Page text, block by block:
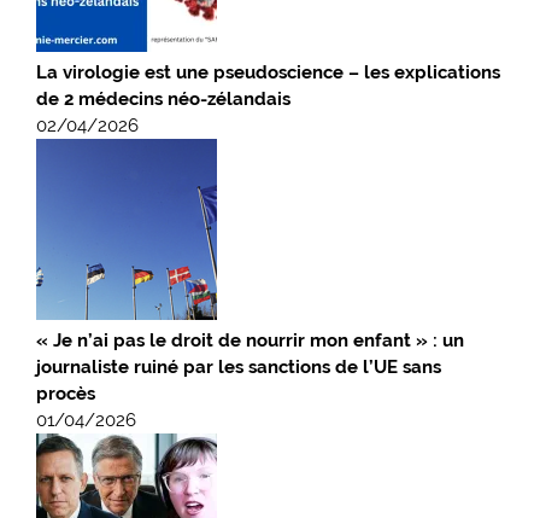
La virologie est une pseudoscience – les explications
de 2 médecins néo-zélandais
02/04/2026
« Je n’ai pas le droit de nourrir mon enfant » : un
journaliste ruiné par les sanctions de l’UE sans
procès
01/04/2026